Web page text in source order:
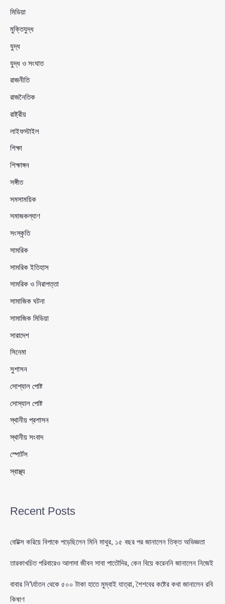
মিডিয়া
মুক্তিযুদ্ধ
যুদ্ধ
যুদ্ধ ও সংঘাত
রাজনীতি
রাজনৈতিক
রাষ্ট্রীয়
লাইফস্টাইল
শিক্ষা
শিক্ষাঙ্গন
সঙ্গীত
সমসাময়িক
সমাজকল্যাণ
সংস্কৃতি
সামরিক
সামরিক ইতিহাস
সামরিক ও নিরাপত্তা
সামাজিক ঘটনা
সামাজিক মিডিয়া
সারাদেশ
সিনেমা
সুশাসন
সোশ্যাল পোষ্ট
সোস্যাল পোষ্ট
স্থানীয় প্রশাসন
স্থানীয় সংবাদ
স্পোর্টস
স্বাস্থ্য
Recent Posts
বোটক্স করিয়ে বিপাকে পড়েছিলেন মিনি মাথুর, ১৫ বছর পর জানালেন তিক্ত অভিজ্ঞতা
তারকাখচিত পরিবারেও আলাদা জীবন সাবা পাতৌদির, কেন বিয়ে করেননি জানালেন নিজেই
বাবার নি’\র্যাতন থেকে ৫০০ টাকা হাতে মুম্বাই যাত্রা, শৈশবের কষ্টের কথা জানালেন রবি
কিষাণ